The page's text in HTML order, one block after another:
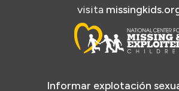
visita
Informar explotación